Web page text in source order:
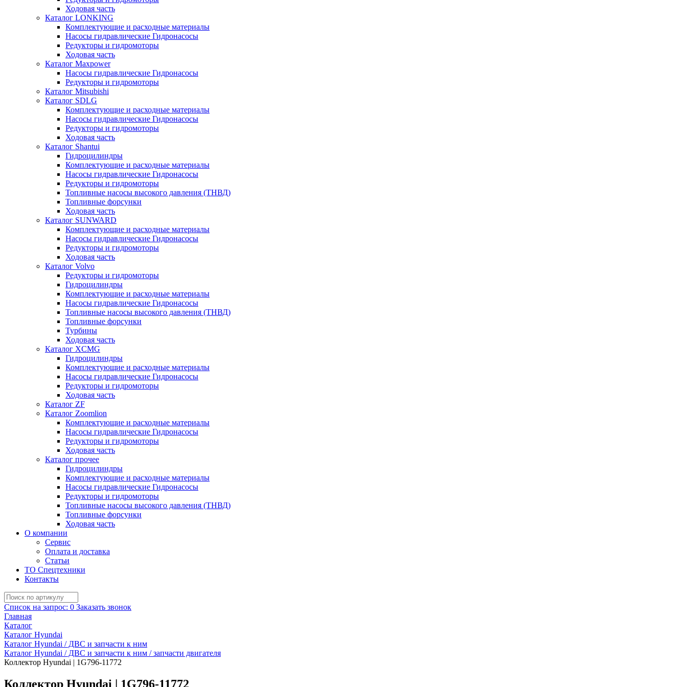
Ходовая часть
Каталог LONKING
Комплектующие и расходные материалы
Насосы гидравлические Гидронасосы
Редукторы и гидромоторы
Ходовая часть
Каталог Maxpower
Насосы гидравлические Гидронасосы
Редукторы и гидромоторы
Каталог Mitsubishi
Каталог SDLG
Комплектующие и расходные материалы
Насосы гидравлические Гидронасосы
Редукторы и гидромоторы
Ходовая часть
Каталог Shantui
Гидроцилиндры
Комплектующие и расходные материалы
Насосы гидравлические Гидронасосы
Редукторы и гидромоторы
Топливные насосы высокого давления (ТНВД)
Топливные форсунки
Ходовая часть
Каталог SUNWARD
Комплектующие и расходные материалы
Насосы гидравлические Гидронасосы
Редукторы и гидромоторы
Ходовая часть
Каталог Volvo
Редукторы и гидромоторы
Гидроцилиндры
Комплектующие и расходные материалы
Насосы гидравлические Гидронасосы
Топливные насосы высокого давления (ТНВД)
Топливные форсунки
Турбины
Ходовая часть
Каталог XCMG
Гидроцилиндры
Комплектующие и расходные материалы
Насосы гидравлические Гидронасосы
Редукторы и гидромоторы
Ходовая часть
Каталог ZF
Каталог Zoomlion
Комплектующие и расходные материалы
Насосы гидравлические Гидронасосы
Редукторы и гидромоторы
Ходовая часть
Каталог прочее
Гидроцилиндры
Комплектующие и расходные материалы
Насосы гидравлические Гидронасосы
Редукторы и гидромоторы
Топливные насосы высокого давления (ТНВД)
Топливные форсунки
Ходовая часть
О компании
Сервис
Оплата и доставка
Статьи
ТО Спецтехники
Контакты
Список на запрос: 0 Заказать звонок
Главная
Каталог
Каталог Hyundai
Каталог Hyundai / ДВС и запчасти к ним
Каталог Hyundai / ДВС и запчасти к ним / запчасти двигателя
Коллектор Hyundai | 1G796-11772
Коллектор Hyundai | 1G796-11772